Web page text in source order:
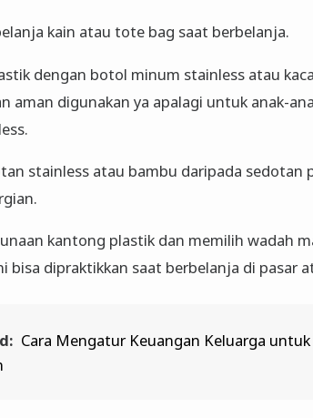
kain atau tote bag saat berbelanja.
dengan botol minum stainless atau
aman digunakan ya apalagi untuk anak-
stainless atau bambu daripada sedotan
kantong plastik dan memilih wadah
bisa dipraktikkan saat berbelanja di pasar
Cara Mengatur Keuangan Keluarga untuk